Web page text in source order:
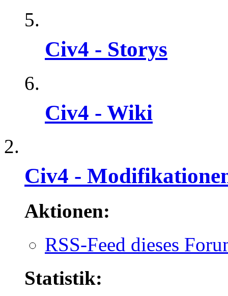
Civ4 - Storys
Civ4 - Wiki
Civ4 -
Aktionen:
RSS-Feed dieses
Statistik: